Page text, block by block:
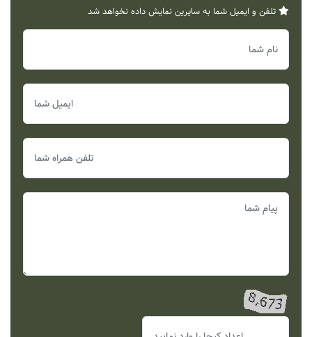
تلفن و ایمیل شما به سایرین نمایش داده نخواهد شد